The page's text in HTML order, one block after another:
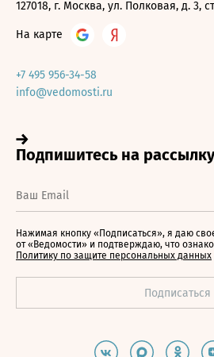
127018, г. Москва, ул. Полковая, д. 3,
На карте
+7 495 956-34-58
info@vedomosti.ru
Нажимая кнопку «Подписаться», я даю
от «Ведомости» и подтверждаю, что
Политику по защите персональных данных